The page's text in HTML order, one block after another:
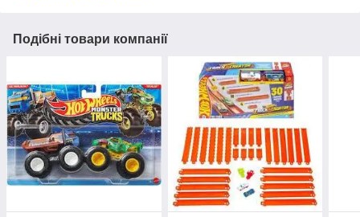
Подібні товари компанії